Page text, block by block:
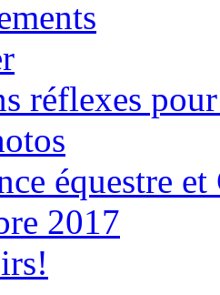
réflexes
équestre
2017